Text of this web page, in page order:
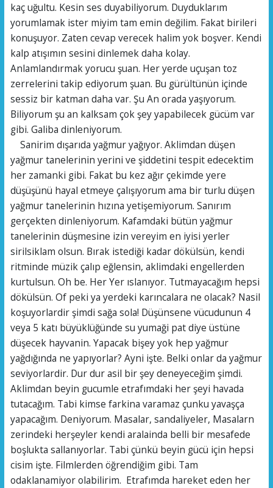
kaç uğultu. Kesin ses duyabiliyorum. Duyduklarım
yorumlamak ister miyim tam emin değilim. Fakat birileri
konuşuyor. Zaten cevap verecek halim yok boşver. Kendi
kalp atışımın sesini dinlemek daha kolay.
Anlamlandırmak yorucu şuan. Her yerde uçuşan toz
zerrelerini takip ediyorum şuan. Bu gürültünün içinde
sessiz bir katman daha var. Şu An orada yaşıyorum.
Biliyorum şu an kalksam çok şey yapabilecek gücüm var
gibi. Galiba dinleniyorum.
Sanirim dışarıda yağmur yağıyor. Aklimdan düşen
yağmur tanelerinin yerini ve şiddetini tespit edecektim
her zamanki gibi. Fakat bu kez ağır çekimde yere
düşüşünü hayal etmeye çalışıyorum ama bir turlu düşen
yağmur tanelerinin hızına yetişemiyorum. Sanırım
gerçekten dinleniyorum. Kafamdaki bütün yağmur
tanelerinin düşmesine izin vereyim en iyisi yerler
sirilsiklam olsun. Bırak istediği kadar dökülsün, kendi
ritminde müzik çalıp eğlensin, aklimdaki engellerden
kurtulsun. Oh be. Her Yer ıslanıyor. Tutmayacağım hepsi
dökülsün. Of peki ya yerdeki karıncalara ne olacak? Nasil
koşuyorlardir şimdi sağa sola! Düşünsene vücudunun 4
veya 5 katı büyüklüğünde su yumaği pat diye üstüne
düşecek hayvanin. Yapacak bişey yok hep yağmur
yağdığında ne yapıyorlar? Ayni işte. Belki onlar da yağmur
seviyorlardir. Dur dur asil bir şey deneyeceğim şimdi.
Aklimdan beyin gucumle etrafımdaki her şeyi havada
tutacağım. Tabi kimse farkina varamaz çunku yavaşça
yapacağım. Deniyorum. Masalar, sandaliyeler, Masalarn
zerindeki herşeyler kendi aralainda belli bir mesafede
boşlukta sallanıyorlar. Tabi çünkü beyin gücü için hepsi
cisim işte. Filmlerden öğrendiğim gibi. Tam
odaklanamiyor olabilirim. Etrafımda hareket eden her